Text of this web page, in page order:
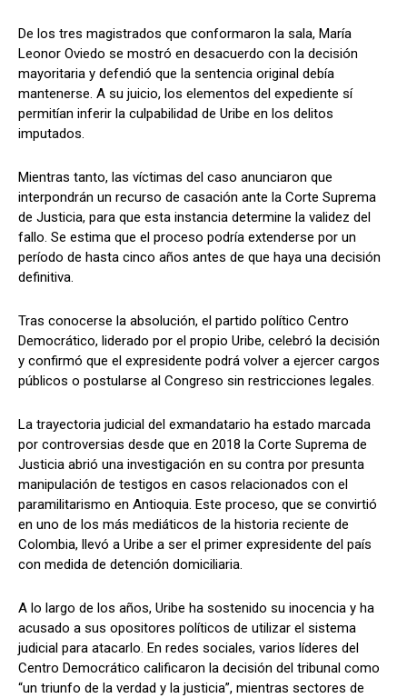
De los tres magistrados que conformaron la sala, María
Leonor Oviedo se mostró en desacuerdo con la decisión
mayoritaria y defendió que la sentencia original debía
mantenerse. A su juicio, los elementos del expediente sí
permitían inferir la culpabilidad de Uribe en los delitos
imputados.
Mientras tanto, las víctimas del caso anunciaron que
interpondrán un recurso de casación ante la Corte Suprema
de Justicia, para que esta instancia determine la validez del
fallo. Se estima que el proceso podría extenderse por un
período de hasta cinco años antes de que haya una decisión
definitiva.
Tras conocerse la absolución, el partido político Centro
Democrático, liderado por el propio Uribe, celebró la decisión
y confirmó que el expresidente podrá volver a ejercer cargos
públicos o postularse al Congreso sin restricciones legales.
La trayectoria judicial del exmandatario ha estado marcada
por controversias desde que en 2018 la Corte Suprema de
Justicia abrió una investigación en su contra por presunta
manipulación de testigos en casos relacionados con el
paramilitarismo en Antioquia. Este proceso, que se convirtió
en uno de los más mediáticos de la historia reciente de
Colombia, llevó a Uribe a ser el primer expresidente del país
con medida de detención domiciliaria.
A lo largo de los años, Uribe ha sostenido su inocencia y ha
acusado a sus opositores políticos de utilizar el sistema
judicial para atacarlo. En redes sociales, varios líderes del
Centro Democrático calificaron la decisión del tribunal como
“un triunfo de la verdad y la justicia”, mientras sectores de